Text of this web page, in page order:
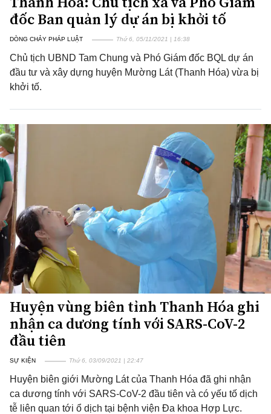
đốc Ban quản lý dự án bị khởi tố
DÒNG CHẢY PHÁP LUẬT Thứ 6, 05/11/2021 | 16:38
Chủ tịch UBND Tam Chung và Phó Giám đốc BQL dự án
đầu tư và xây dựng huyện Mường Lát (Thanh Hóa) vừa bị
khởi tố.
Huyện vùng biên tỉnh Thanh Hóa ghi
nhận ca dương tính với SARS-CoV-2
đầu tiên
SỰ KIỆN Thứ 6, 03/09/2021 | 22:47
Huyện biên giới Mường Lát của Thanh Hóa đã ghi nhận
ca dương tính với SARS-CoV-2 đầu tiên và có yếu tố dịch
tễ liên quan tới ổ dịch tại bệnh viện Đa khoa Hợp Lực.